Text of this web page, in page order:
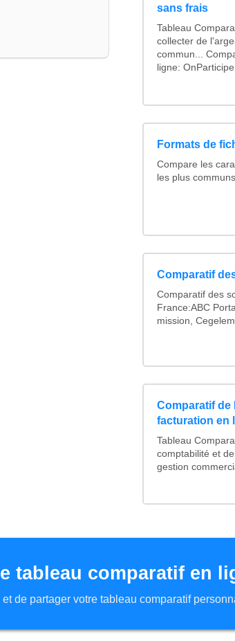
sans frais
Tableau
collecter de
commun...
ligne:
Formats de
Compare les
les plus communs.
Comparatif
Comparatif des
France:ABC
mission,
Comparatif de
facturation en
Tableau
comptabilité et
gestion
tableau comparatif en
de partager votre tableau comparatif